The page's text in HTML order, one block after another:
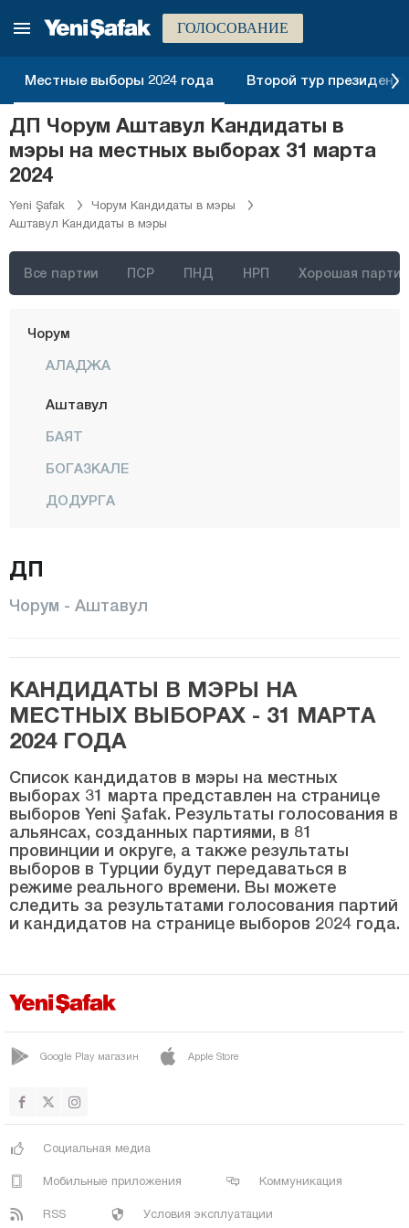
ГОЛОСОВАНИЕ
Местные выборы 2024 года Второй тур
ДП Чорум Аштавул Кандидаты в
мэры на местных выборах 31 марта
2024
Yeni Şafak
Чорум Кандидаты в мэры
Аштавул Кандидаты в мэры
Все партии ПСР ПНД НРП Хорошая партия
Байбурт
Бингёль
Битлис
Болу
Бурдур
Бурса
Чанкыры
Чорум
АЛАДЖА
Аштавул
БАЯТ
БОГАЗКАЛЕ
ДОДУРГА
КАРГЫ
МЕДЖИТОЗУ
Центр
ОГУЗЛАР
ОРТАКЕЙ
ОСМАНДЖИК
САНГУРЛУ
УГУРЛУДАГ
Денизли
Диярбакыр
Эдирне
Элязыг
Эскишехир
ДП
Чорум - Аштавул
КАНДИДАТЫ В МЭРЫ НА
МЕСТНЫХ ВЫБОРАХ - 31 МАРТА
2024 ГОДА
Список кандидатов в мэры на местных
выборах 31 марта представлен на странице
выборов Yeni Şafak. Результаты голосования в
альянсах, созданных партиями, в 81
провинции и округе, а также результаты
выборов в Турции будут передаваться в
режиме реального времени. Вы можете
следить за результатами голосования партий
и кандидатов на странице выборов 2024 года.
Google Play магазин Apple Store
Социальная медиа
Мобильные приложения Коммуникация
RSS Условия эксплуатации